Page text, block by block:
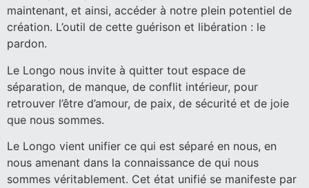
maintenant, et ainsi, accéder à notre plein potentiel de
création. L’outil de cette guérison et libération : le
pardon.
Le Longo nous invite à quitter tout espace de
séparation, de manque, de conflit intérieur, pour
retrouver l’être d’amour, de paix, de sécurité et de joie
que nous sommes.
Le Longo vient unifier ce qui est séparé en nous, en
nous amenant dans la connaissance de qui nous
sommes véritablement. Cet état unifié se manifeste par